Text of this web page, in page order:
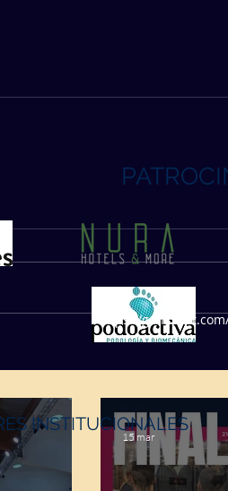
15 mar
INSTITUCIONALES
https://